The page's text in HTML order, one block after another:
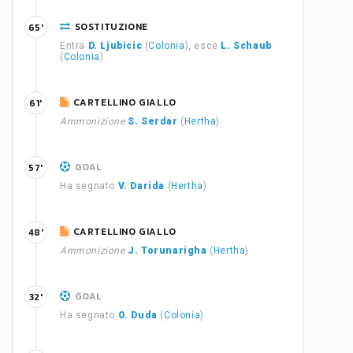
SOSTITUZIONE
Entra D. Ljubicic (Colonia), esce L. Schaub
(Colonia)
65'
CARTELLINO GIALLO
Ammonizione S. Serdar ( Hertha)
61'
GOAL
Ha segnato V. Darida ( Hertha)
57'
CARTELLINO GIALLO
Ammonizione J. Torunarigha ( Hertha)
48'
GOAL
Ha segnato O. Duda (Colonia)
32'